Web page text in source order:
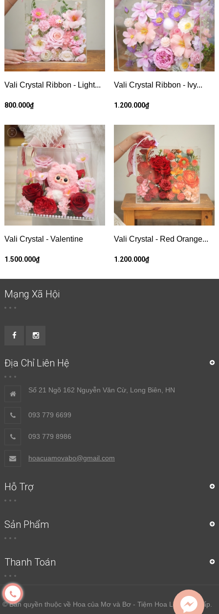
Vali Crystal Ribbon - Light...
800.000₫
Vali Crystal Ribbon - Ivy...
1.200.000₫
Vali Crystal - Valentine
1.500.000₫
Vali Crystal - Red Orange...
1.200.000₫
Mạng Xã Hội
Địa Chỉ Liên Hệ
Số 21 Ngõ 162 Nguyễn Văn Cừ, Long Biên, HN
093 779 6699
093 779 8986
hoacuamovabo@gmail.com
Hỗ Trợ
Sản Phẩm
Thanh Toán
© Bản quyền thuộc về Hoa của Mơ và Bơ - Tiệm Hoa Lụa Cao Cấp.